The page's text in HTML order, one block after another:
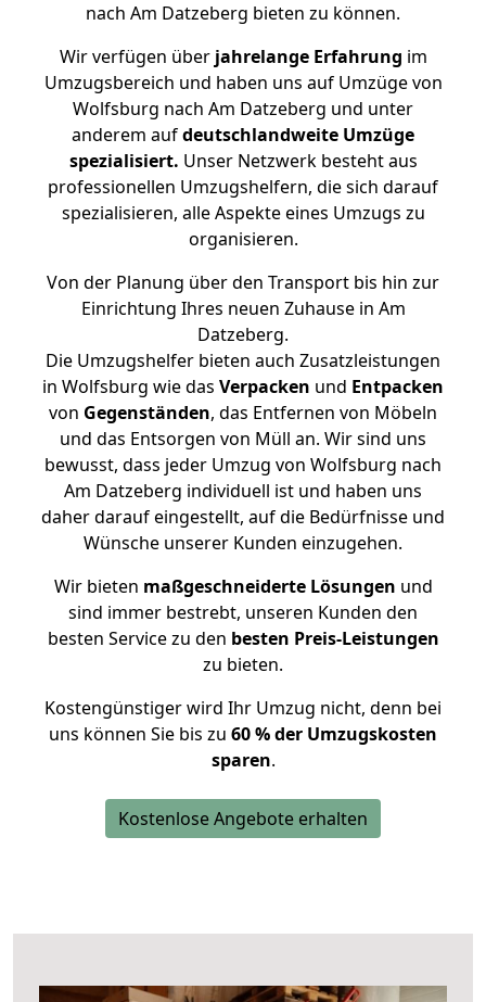
nach Am Datzeberg bieten zu können.
Wir verfügen überjahrelange Erfahrung im
Umzugsbereich und haben uns auf Umzüge von
Wolfsburg nach Am Datzeberg und unter
anderem aufdeutschlandweite Umzüge
spezialisiert. Unser Netzwerk besteht aus
professionellen Umzugshelfern, die sich darauf
spezialisieren, alle Aspekte eines Umzugs zu
organisieren.
Von der Planung über den Transport bis hin zur
Einrichtung Ihres neuen Zuhause in Am
Datzeberg.
Die Umzugshelfer bieten auch Zusatzleistungen
in Wolfsburg wie das Verpacken und Entpacken
von Gegenständen, das Entfernen von Möbeln
und das Entsorgen von Müll an. Wir sind uns
bewusst, dass jeder Umzug von Wolfsburg nach
Am Datzeberg individuell ist und haben uns
daher darauf eingestellt, auf die Bedürfnisse und
Wünsche unserer Kunden einzugehen.
Wir bieten maßgeschneiderte Lösungen und
sind immer bestrebt, unseren Kunden den
besten Service zu den besten Preis-Leistungen
zu bieten.
Kostengünstiger wird Ihr Umzug nicht, denn bei
uns können Sie bis zu 60 % der Umzugskosten
sparen.
Kostenlose Angebote erhalten